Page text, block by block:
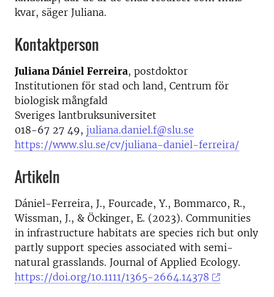
kvar, säger Juliana.
Kontaktperson
Juliana Dániel Ferreira, postdoktor
Institutionen för stad och land, Centrum för
biologisk mångfald
Sveriges lantbruksuniversitet
018-67 27 49, juliana.daniel.f@slu.se
https://www.slu.se/cv/juliana-daniel-ferreira/
Artikeln
Dániel-Ferreira, J., Fourcade, Y., Bommarco, R.,
Wissman, J., & Öckinger, E. (2023). Communities
in infrastructure habitats are species rich but only
partly support species associated with semi-
natural grasslands. Journal of Applied Ecology.
https://doi.org/10.1111/1365-2664.14378